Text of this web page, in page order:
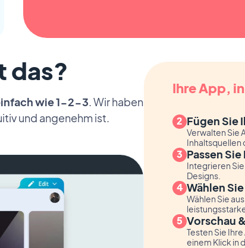
das?
wie 1-2-3. Wir haben
und angenehm ist.
Ihre App,
Fügen Sie
Verwalten Sie
Inhaltsquellen
Passen
Integrieren
Designs.
Wählen
Wählen Sie
Vorschau
Testen Sie
einem Klick in